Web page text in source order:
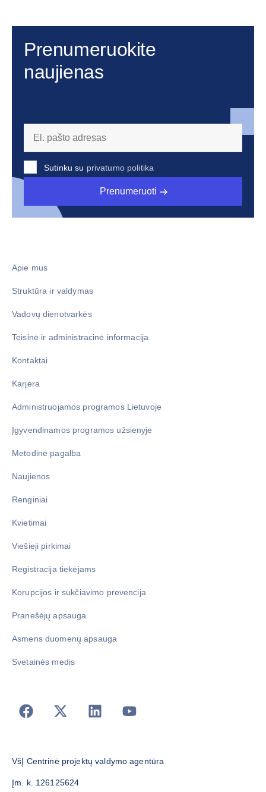
Prenumeruokite
naujienas
Sutinku su privatumo politika
Prenumeruoti
Apie mus
Struktūra ir valdymas
Vadovų dienotvarkės
Teisinė ir administracinė informacija
Kontaktai
Karjera
Administruojamos programos Lietuvoje
Įgyvendinamos programos užsienyje
Metodinė pagalba
Naujienos
Renginiai
Kvietimai
Viešieji pirkimai
Registracija tiekėjams
Korupcijos ir sukčiavimo prevencija
Pranešėjų apsauga
Asmens duomenų apsauga
Svetainės medis
VšĮ Centrinė projektų valdymo agentūra
Įm. k. 126125624